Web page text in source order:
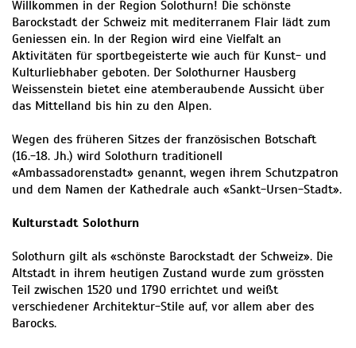
Willkommen in der Region Solothurn! Die schönste
Barockstadt der Schweiz mit mediterranem Flair lädt zum
Geniessen ein. In der Region wird eine Vielfalt an
Aktivitäten für sportbegeisterte wie auch für Kunst- und
Kulturliebhaber geboten. Der Solothurner Hausberg
Weissenstein bietet eine atemberaubende Aussicht über
das Mittelland bis hin zu den Alpen.
Wegen des früheren Sitzes der französischen Botschaft
(16.-18. Jh.) wird Solothurn traditionell
«Ambassadorenstadt» genannt, wegen ihrem Schutzpatron
und dem Namen der Kathedrale auch «Sankt-Ursen-Stadt».
Kulturstadt Solothurn
Solothurn gilt als «schönste Barockstadt der Schweiz». Die
Altstadt in ihrem heutigen Zustand wurde zum grössten
Teil zwischen 1520 und 1790 errichtet und weißt
verschiedener Architektur-Stile auf, vor allem aber des
Barocks.